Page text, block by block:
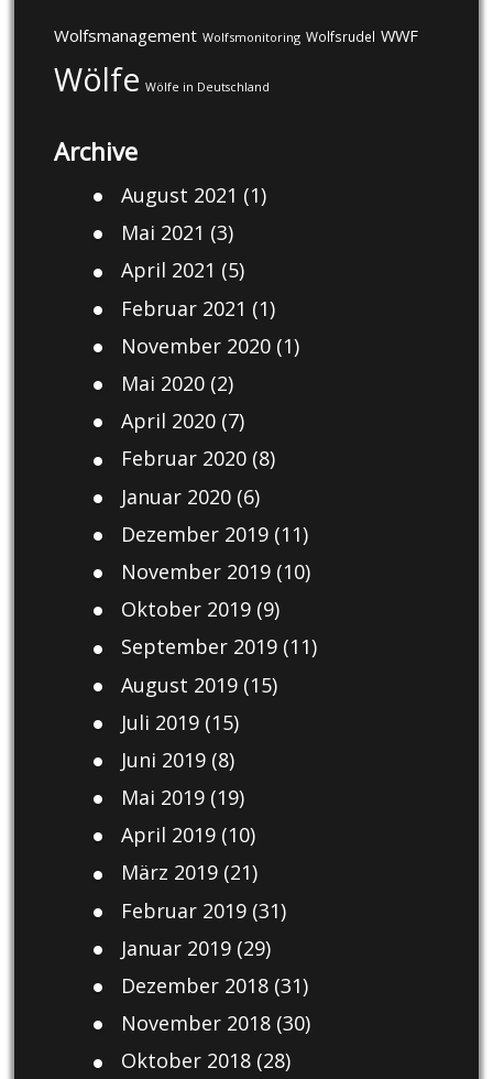
Wolfsmanagement Wolfsmonitoring Wolfsrudel WWF
Wölfe Wölfe in Deutschland
Archive
August 2021 (1)
Mai 2021 (3)
April 2021 (5)
Februar 2021 (1)
November 2020(1)
Mai 2020(2)
April 2020(7)
Februar 2020(8)
Januar 2020(6)
Dezember 2019(11)
November 2019(10)
Oktober 2019(9)
September 2019(11)
August 2019(15)
Juli 2019(15)
Juni 2019(8)
Mai 2019(19)
April 2019(10)
März 2019(21)
Februar 2019(31)
Januar 2019(29)
Dezember 2018(31)
November 2018(30)
Oktober 2018(28)